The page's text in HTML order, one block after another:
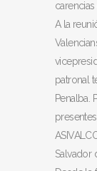
carencias
A la
patronal
Penalba.
Salvador